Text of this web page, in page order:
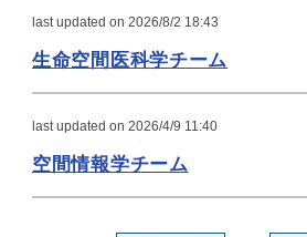
last updated on 2026/8/2 18:43
生命空間医科学チーム
last updated on 2026/4/9 11:40
空間情報学チーム